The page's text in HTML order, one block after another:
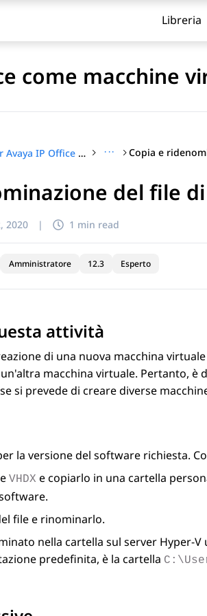
Libreria
come macchine
Distribuzione dei server Avaya IP Office come macchine virtuali ···
del file
2020 | 1 min read
Amministratore 12.3 Esperto
attività
di una nuova macchina
macchina virtuale. Pertanto,
si prevede di creare diverse
la versione del software richiesta.
VHDX e copiarlo in una cartella
file e rinominarlo.
nella cartella sul server Hyper-
predefinita, è la cartella